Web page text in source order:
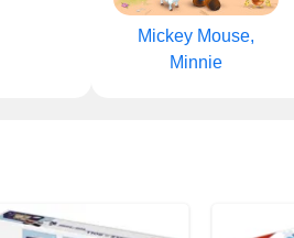
Mickey Mouse,
Minnie